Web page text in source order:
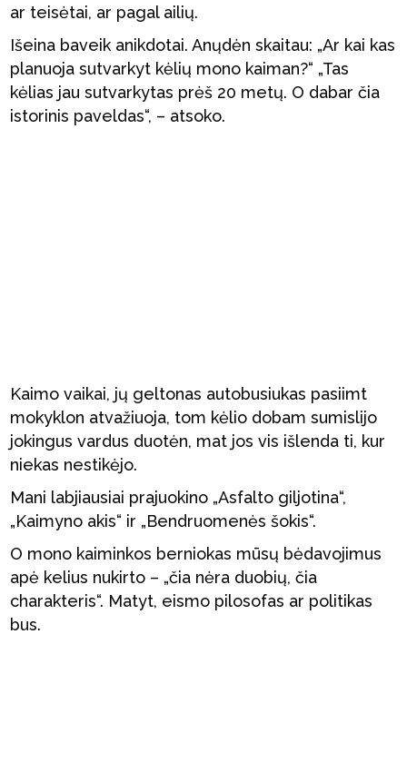
ar teisėtai, ar pagal ailių.
Išeina baveik anikdotai. Anųdėn skaitau: „Ar kai kas
planuoja sutvarkyt kėlių mono kaiman?“ „Tas
kėlias jau sutvarkytas prėš 20 metų. O dabar čia
istorinis paveldas“, – atsoko.
Kaimo vaikai, jų geltonas autobusiukas pasiimt
mokyklon atvažiuoja, tom kėlio dobam sumislijo
jokingus vardus duotėn, mat jos vis išlenda ti, kur
niekas nestikėjo.
Mani labjiausiai prajuokino „Asfalto giljotina“,
„Kaimyno akis“ ir „Bendruomenės šokis“.
O mono kaiminkos berniokas mūsų bėdavojimus
apė kelius nukirto – „čia nėra duobių, čia
charakteris“. Matyt, eismo pilosofas ar politikas
bus.